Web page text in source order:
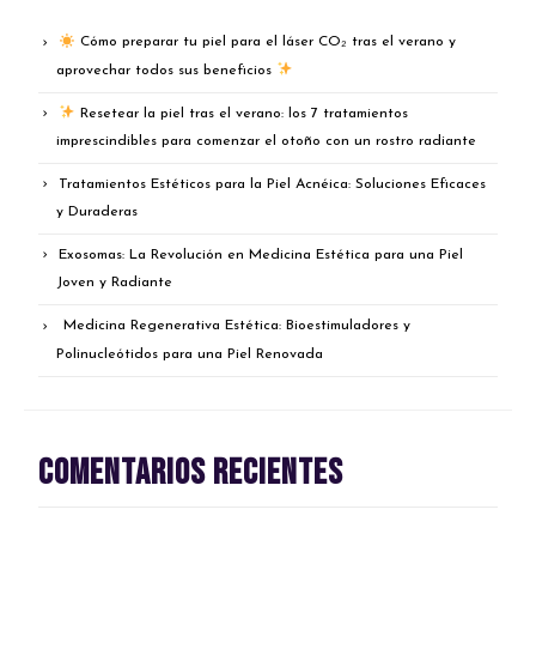
Cómo preparar tu piel para el láser CO₂ tras el verano y
aprovechar todos sus beneficios
Resetear la piel tras el verano: los 7 tratamientos
imprescindibles para comenzar el otoño con un rostro radiante
Tratamientos Estéticos para la Piel Acnéica: Soluciones Eficaces
y Duraderas
Exosomas: La Revolución en Medicina Estética para una Piel
Joven y Radiante
Medicina Regenerativa Estética: Bioestimuladores y
Polinucleótidos para una Piel Renovada
Comentarios recientes